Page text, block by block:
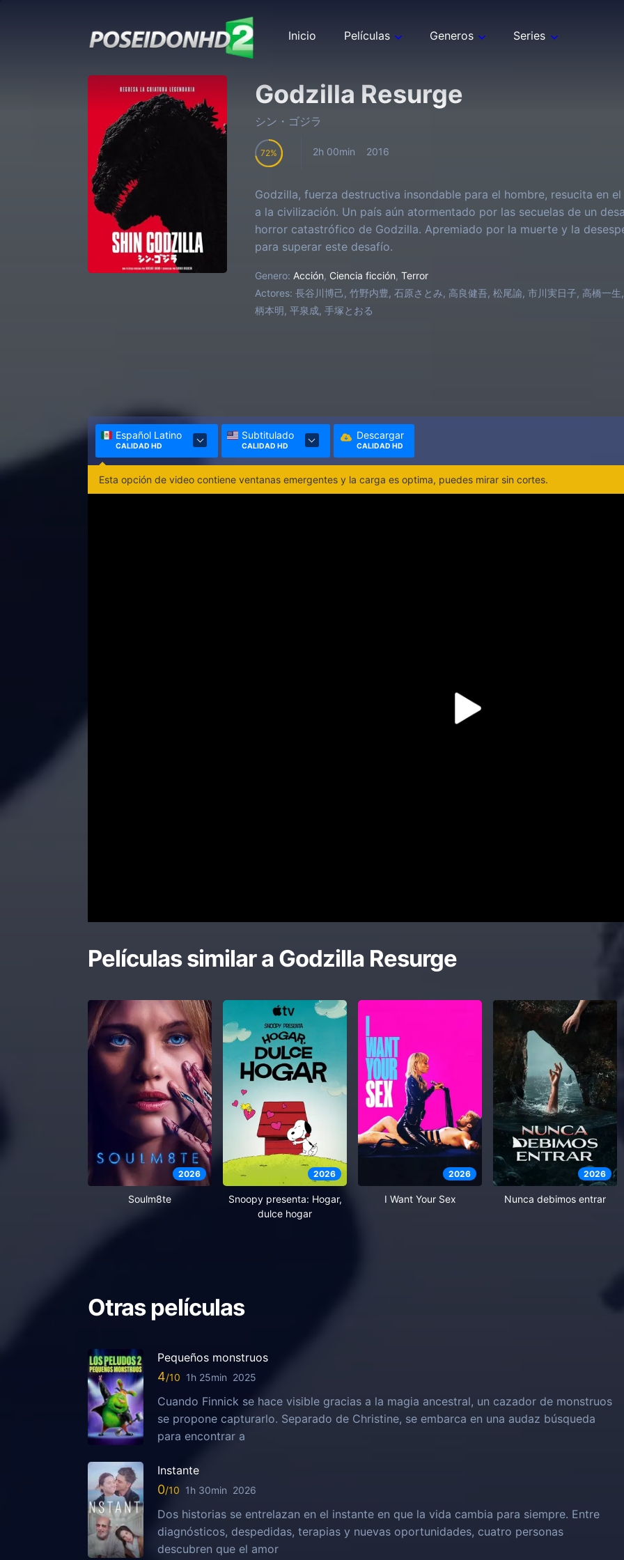
Inicio Películas Generos Series
Godzilla Resurge
シン・ゴジラ
72 2h 00min 2016
Godzilla, fuerza destructiva insondable para el hombre, resucita en
a la civilización. Un país aún atormentado por las secuelas de un
horror catastrófico de Godzilla. Apremiado por la muerte y la
para superar este desafío.
Genero: Acción, Ciencia ficción, Terror
Actores: 長谷川博己, 竹野内豊, 石原さとみ, 高良健吾, 松尾諭, 市川実日子, 高橋一
柄本明, 平泉成, 手塚とおる
Español Latino
CALIDAD HD
Subtitulado
CALIDAD HD
Descargar
CALIDAD HD
Esta opción de video contiene ventanas emergentes y la carga es optima, puedes mirar sin cortes.
Películas similar a Godzilla Resurge
2026
Soulm8te
2026
Snoopy presenta: Hogar,
dulce hogar
2026
I Want Your Sex
2026
Nunca debimos entrar
Otras películas
Pequeños monstruos
4 1h 25min 2025
Cuando Finnick se hace visible gracias a la magia ancestral, un cazador de monstruos
se propone capturarlo. Separado de Christine, se embarca en una audaz búsqueda
para encontrar a
Instante
0 1h 30min 2026
Dos historias se entrelazan en el instante en que la vida cambia para siempre. Entre
diagnósticos, despedidas, terapias y nuevas oportunidades, cuatro personas
descubren que el amor